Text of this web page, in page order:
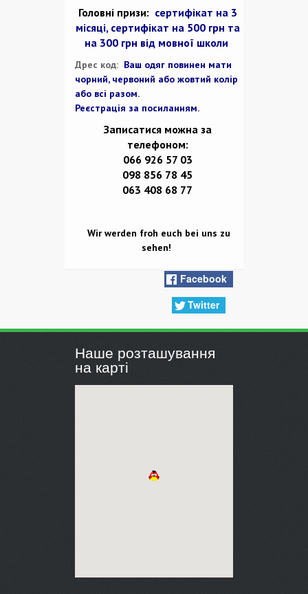
Головні призи: сертифікат на 3
місяці, сертифікат на 500 грн та
на 300 грн від мовної школи
Дрес код: Ваш одяг повинен мати
чорний, червоний або жовтий колір
або всі разом.
Реєстрація за посиланням.
Записатися можна за
телефоном:
066 926 57 03
098 856 78 45
063 408 68 77
Wir werden froh euch bei uns zu
sehen!
Facebook
Twitter
Наше розташування
на карті